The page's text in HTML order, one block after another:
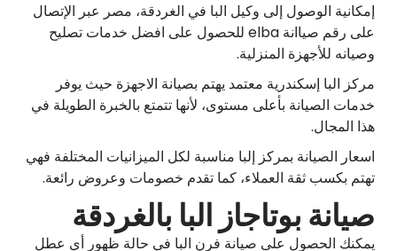
إمكانية الوصول إلى وكيل البا في الغردقة، مصر عبر الإتصال
على رقم صياانة elba للحصول على افضل خدمات تصليح
وصيانه للأجهزة المنزلية.
مركز البا إسكندرية معتمد يهتم بصيانة الاجهزة حيث يوفر
خدمات الصيانة بأعلى مستوى، لأنها تتمتع بالخبرة الطويلة في
هذا المجال.
اسعار الصيانة بمركز إلبا مناسبة لكل الميزانيات المختلفة فهي
تهتم بكسب ثقة العملاء، كما تقدم خصومات وعروض رائعة.
صيانة بوتاجاز البا بالغردقة
يمكنك الحصول على صيانة فرن البا في حالة ظهور أي عطل